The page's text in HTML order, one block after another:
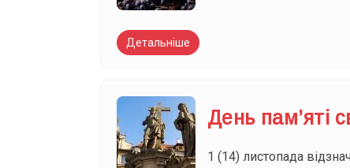
Детальніше
День пам’яті
1 (14) листопада